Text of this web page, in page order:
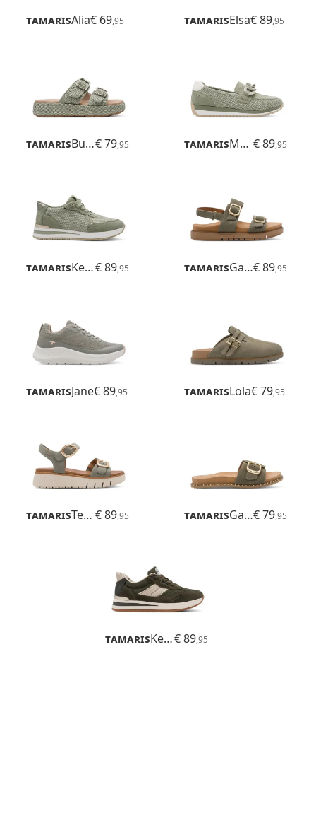
TamarisAlia€ 69,95 TamarisElsa€ 89,95
Tamaris Buno€ 79,95 Tamaris Mona € 89,95
Tamaris Kelly€ 89,95 Tamaris Gafu€ 89,95
TamarisJane€ 89,95 TamarisLola€ 79,95
Tamaris Tessa € 89,95 Tamaris Gafu€ 79,95
Tamaris Kelly€ 89,95